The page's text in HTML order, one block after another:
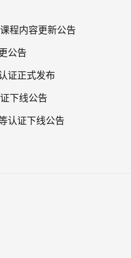
程内容更新公告
公告
证正式发布
下线公告
认证下线公告